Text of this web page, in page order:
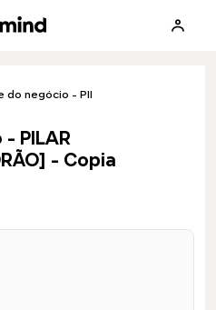
do negócio - PILAR ONBOARDING
PILAR
- Copia